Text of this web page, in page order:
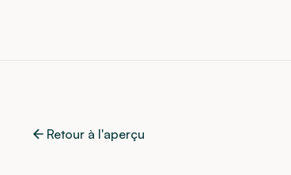
Retour à l'aperçu